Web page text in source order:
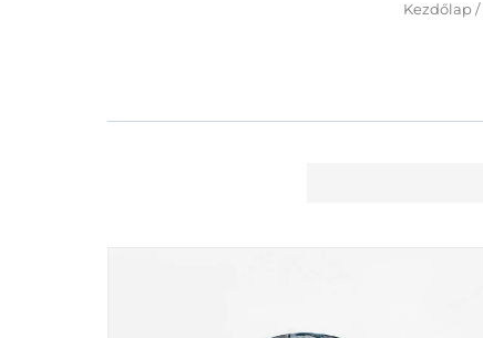
Kezdőlap/